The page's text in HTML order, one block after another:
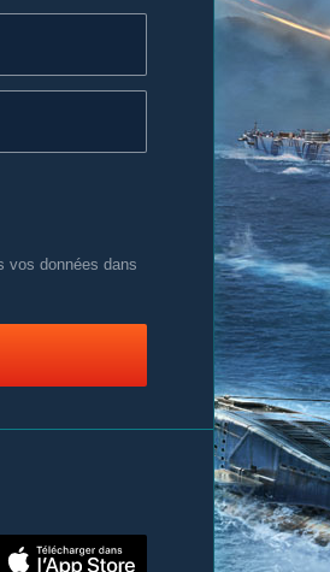
vos données dans